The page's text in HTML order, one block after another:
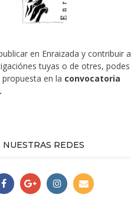
en Enraizada y contribuir a
tuyas o de otres, podes
en la convocatoria
NUESTRAS REDES